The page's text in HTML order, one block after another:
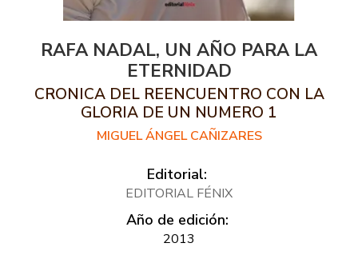
RAFA NADAL, UN AÑO PARA LA
ETERNIDAD
CRONICA DEL REENCUENTRO CON LA
GLORIA DE UN NUMERO 1
MIGUEL ÁNGEL CAÑIZARES
Editorial:
EDITORIAL FÉNIX
Año de edición:
2013